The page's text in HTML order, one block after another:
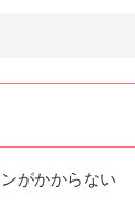
がかからない